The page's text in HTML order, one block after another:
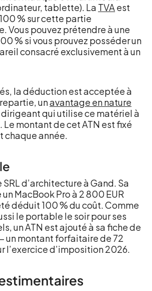
tablette). La TVA est
% sur cette partie
Vous pouvez prétendre à une
% si vous prouvez posséder un
consacré exclusivement à un
la déduction est acceptée à
unavantage en nature
qui utilise ce matériel à
montant de cet ATN est fixé
année.
d’architecture à Gand. Sa
MacBook Pro à 2 800 EUR
déduit 100 % du coût. Comme
le portable le soir pour ses
un ATN est ajouté à sa fiche de
un montant forfaitaire de 72
l’exercice d’imposition 2026.